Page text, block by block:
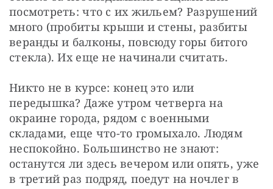
посмотреть: что с их жильем? Разрушений
много (пробиты крыши и стены, разбиты
веранды и балконы, повсюду горы битого
стекла). Их еще не начинали считать.
Никто не в курсе: конец это или
передышка? Даже утром четверга на
окраине города, рядом с военными
складами, еще что-то громыхало. Людям
неспокойно. Большинство не знают:
останутся ли здесь вечером или опять, уже
в третий раз подряд, поедут на ночлег в